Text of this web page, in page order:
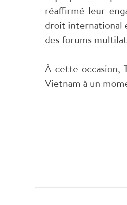
réaffirmé leur
droit international
des forums
À cette occasion,
Vietnam à un